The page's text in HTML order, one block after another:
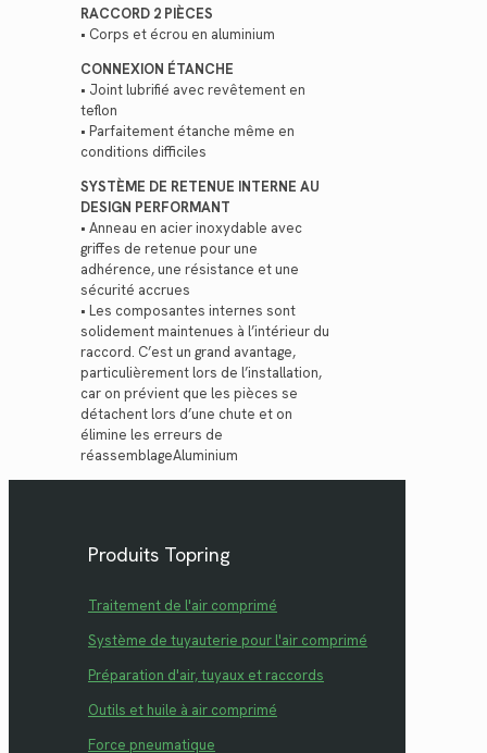
RACCORD 2 PIÈCES
• Corps et écrou en aluminium
CONNEXION ÉTANCHE
• Joint lubrifié avec revêtement en
teflon
• Parfaitement étanche même en
conditions difficiles
SYSTÈME DE RETENUE INTERNE AU
DESIGN PERFORMANT
• Anneau en acier inoxydable avec
griffes de retenue pour une
adhérence, une résistance et une
sécurité accrues
• Les composantes internes sont
solidement maintenues à l’intérieur du
raccord. C’est un grand avantage,
particulièrement lors de l’installation,
car on prévient que les pièces se
détachent lors d’une chute et on
élimine les erreurs de
réassemblageAluminium
Produits Topring
Traitement de l'air comprimé
Système de tuyauterie pour l'air comprimé
Préparation d'air, tuyaux et raccords
Outils et huile à air comprimé
Force pneumatique